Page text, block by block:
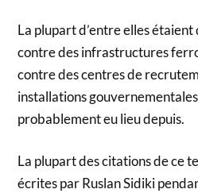
La plupart d’entre elles
contre des infrastructures
contre des centres de
installations
probablement eu lieu depuis.
La plupart des citations de ce
écrites par Ruslan Sidiki